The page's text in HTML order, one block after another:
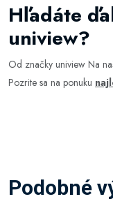
Hľadáte
uniview?
Od značky uniview Na
Pozrite sa na ponuku
Podobné